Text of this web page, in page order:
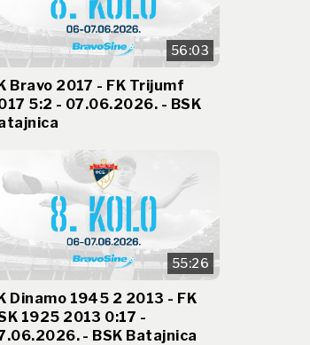
56:03
Bravo 2017 - FK Trijumf
5:2 - 07.06.2026. - BSK
55:26
Dinamo 1945 2 2013 - FK
1925 2013 0:17 -
- BSK Batajnica